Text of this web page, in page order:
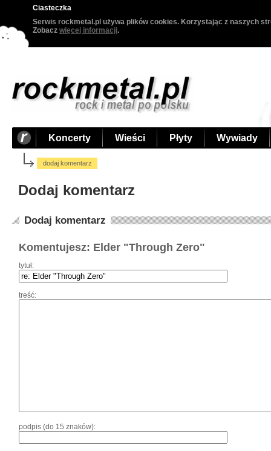
Ciasteczka
Serwis rockmetal.pl używa plików cookies. Korzystając z naszych
Zobacz więcej informacji.
Koncerty Wieści Płyty Wywiady
dodaj komentarz
Dodaj komentarz
Dodaj komentarz
Komentujesz: Elder "Through Zero"
tytuł:
treść:
podpis (do 15 znaków):